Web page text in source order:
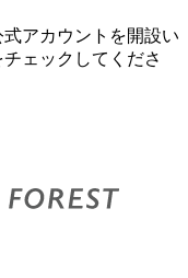
アカウントを開設い
ェックしてくださ